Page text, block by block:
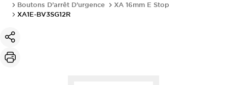
Boutons D’arrêt D’urgence
XA 16mm E Stop
XA1E-BV3SG12R